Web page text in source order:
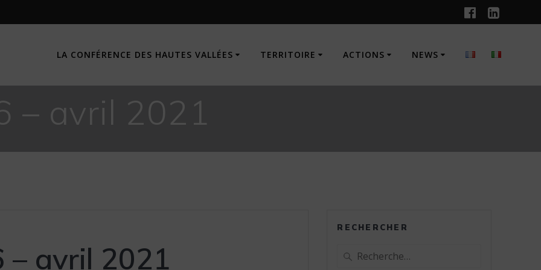
LA CONFÉRENCE DES HAUTES VALLÉES TERRITOIRE ACTIONS NEWS
– avril 2021
– avril 2021
RECHERCHER
Recherche
pour